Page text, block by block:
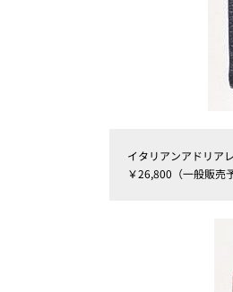
イタリアンアドリア
￥26,800（一般販売